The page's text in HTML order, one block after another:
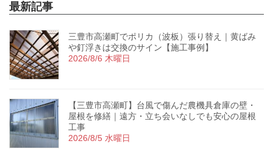
最新記事
三豊市高瀬町でポリカ（波板）張り替え｜黄ばみ
や釘浮きは交換のサイン【施工事例】
2026/8/6 木曜日
【三豊市高瀬町】台風で傷んだ農機具倉庫の壁・
屋根を修繕｜遠方・立ち会いなしでも安心の屋根
工事
2026/8/5 水曜日